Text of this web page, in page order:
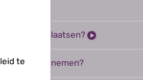
a-cath te plaatsen?
nemen?
te